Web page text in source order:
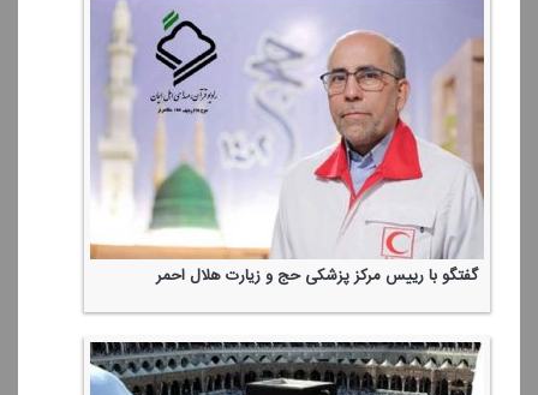
گفتگو با رییس مركز پزشكی حج و زیارت هلال احمر